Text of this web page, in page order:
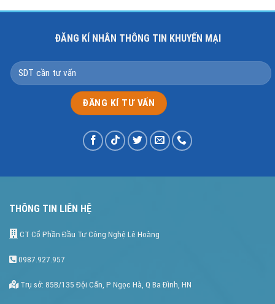
ĐĂNG KÍ NHÂN THÔNG TIN KHUYẾN MẠI
THÔNG TIN LIÊN HỆ
CT Cổ Phần Đầu Tư Công Nghệ Lê Hoàng
0987.927.957
Trụ sở: 85B/135 Đội Cấn, P Ngọc Hà, Q Ba Đình, HN